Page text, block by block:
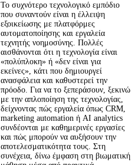
Το συχνότερο τεχνολογικό εμπόδιο
που συναντούν είναι η έλλειψη
εξοικείωσης με πλατφόρμες
αυτοματοποίησης και εργαλεία
τεχνητής νοημοσύνης. Πολλές
αισθάνονται ότι η τεχνολογία είναι
«πολύπλοκη» ή «δεν είναι για
εκείνες», κάτι που δημιουργεί
ανασφάλεια και καθυστερεί την
πρόοδο. Για να το ξεπεράσουν, ξεκινώ
με την απλοποίηση της τεχνολογίας,
δείχνοντας πώς εργαλεία όπως CRM,
marketing automation ή AI analytics
συνδέονται με καθημερινές εργασίες
και πώς μπορούν να αυξήσουν την
αποτελεσματικότητα τους. Στη
συνέχεια, δίνω έμφαση στη βιωματική